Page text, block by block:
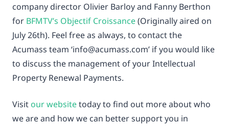
company director Olivier Barloy and Fanny Berthon
for BFMTV’s Objectif Croissance(Originally aired on
July 26th). Feel free as always, to contact the
Acumass team ‘info@acumass.com’ if you would like
to discuss the management of your Intellectual
Property Renewal Payments.
Visit our websitetoday to find out more about who
we are and how we can better support you in